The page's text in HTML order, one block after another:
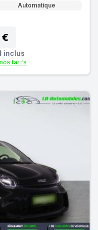
Automatique
€
inclus
tarifs